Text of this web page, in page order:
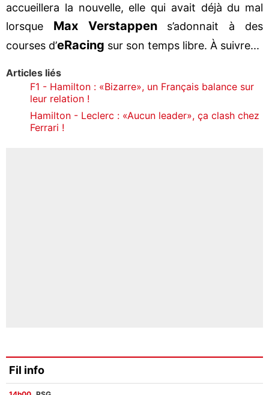
accueillera la nouvelle, elle qui avait déjà du mal
lorsque Max Verstappen s’adonnait à des
courses d’eRacing sur son temps libre. À suivre...
Articles liés
F1 - Hamilton : «Bizarre», un Français balance sur
leur relation !
Hamilton - Leclerc : «Aucun leader», ça clash chez
Ferrari !
Fil info